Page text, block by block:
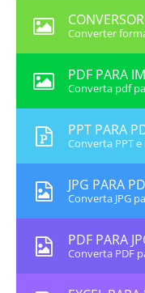
Converter
PDF PARA
Converta pdf
PPT PARA
Converta PPT e
JPG PARA
Converta JPG
PDF PARA
Converta PDF